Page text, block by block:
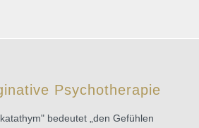
Psychotherapie
bedeutet „den Gefühlen